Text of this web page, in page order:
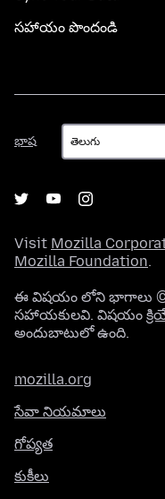
సహాయం పొందండి
భాష
భాష
Visit Mozilla
Mozilla Foundation.
ఈ విషయం లోని భాగాలు
సహాయకులవి. విషయం
అందుబాటులో ఉంది.
mozilla.org
సేవా నియమాలు
గోప్యత
కుకీలు